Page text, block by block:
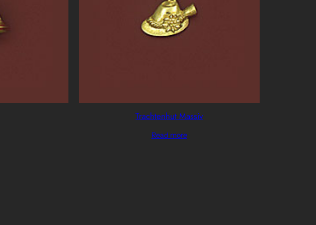
Trachtenhut Massiv
Read more